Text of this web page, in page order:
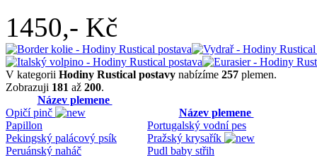
1450,- Kč
V kategorii Hodiny Rustical postavy nabízíme 257 plemen.
Zobrazuji 181 až 200.
Název plemene
Opičí pinč
Papillon
Pekingský palácový psík
Peruánský naháč
Název plemene
Portugalský vodní pes
Pražský krysařík
Pudl baby střih